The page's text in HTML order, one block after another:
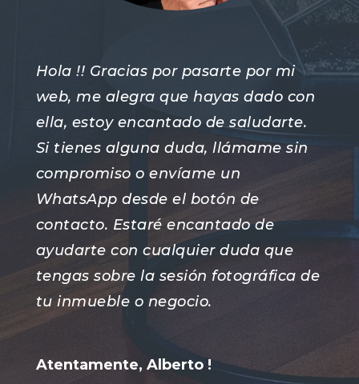
Hola !! Gracias por pasarte por mi
web, me alegra que hayas dado con
ella, estoy encantado de saludarte.
Si tienes alguna duda, llámame sin
compromiso o envíame un
WhatsApp desde el botón de
contacto. Estaré encantado de
ayudarte con cualquier duda que
tengas sobre la sesión fotográfica de
tu inmueble o negocio.
Atentamente, Alberto !